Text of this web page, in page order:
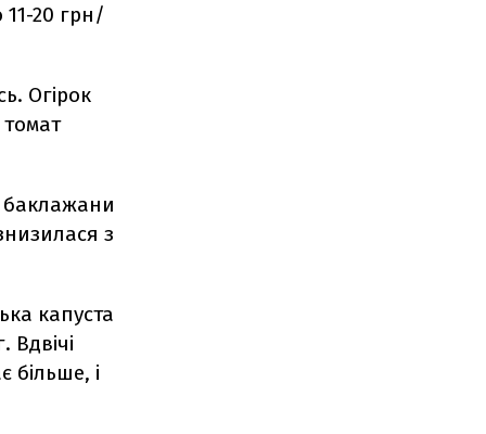
20 грн/
Огірок
баклажани
з
капуста
Вдвічі
більше, і